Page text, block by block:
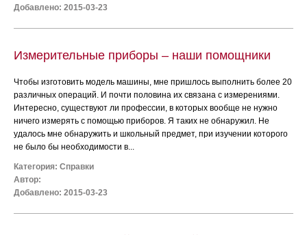
Добавлено: 2015-03-23
Измерительные приборы – наши помощники
Чтобы изготовить модель машины, мне пришлось выполнить более 20
различных операций. И почти половина их связана с измерениями.
Интересно, существуют ли профессии, в которых вообще не нужно
ничего измерять с помощью приборов. Я таких не обнаружил. Не
удалось мне обнаружить и школьный предмет, при изучении которого
не было бы необходимости в...
Категория: Справки
Автор:
Добавлено: 2015-03-23